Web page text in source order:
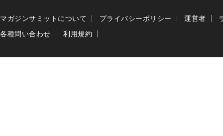
マガジンサミットについて プライバシーポリシー 運営者
各種問い合わせ
利用規約